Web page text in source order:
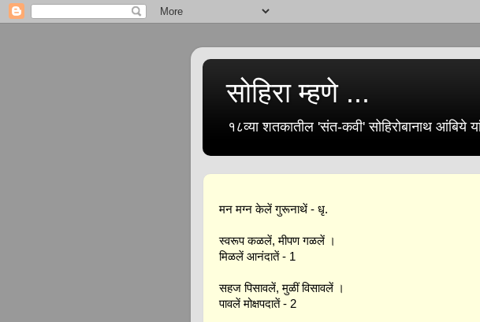
सोहिरा म्हणे ...
१८व्या शतकातील 'संत-कवी' सोहिरोबानाथ आंबिये
मन मग्न केलें गुरूनाथें - धृ.
स्वरूप कळलें, मीपण गळलें ।
मिळलें आनंदातें - 1
सहज पिसावलें, मुळीं विसावलें ।
पावलें मोक्षपदातें - 2